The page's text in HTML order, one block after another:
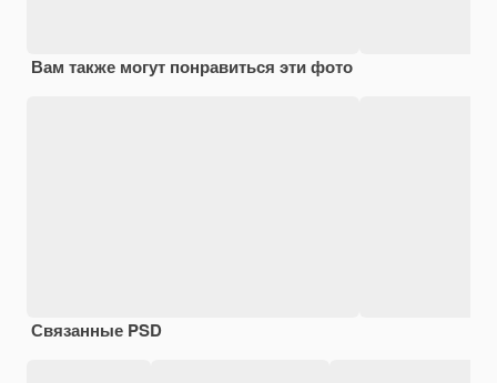
Вам также могут понравиться эти фото
Связанные PSD